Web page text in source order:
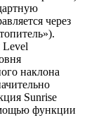
через
Level
наклона
Sunrise
функции